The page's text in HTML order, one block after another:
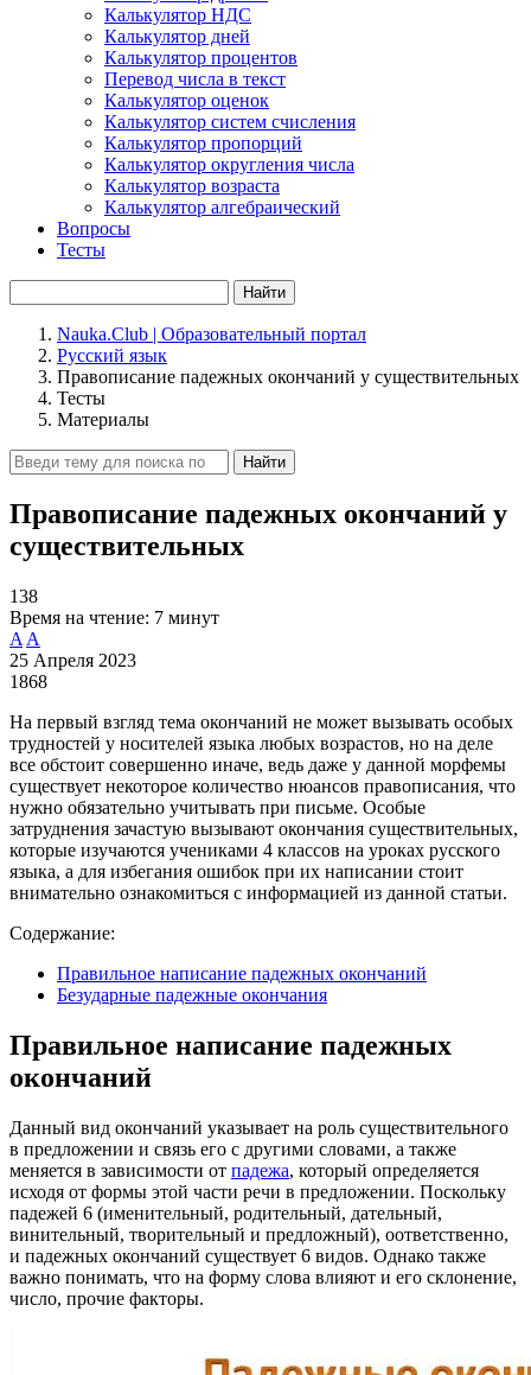
Калькулятор НДС
Калькулятор дней
Калькулятор процентов
Перевод числа в текст
Калькулятор оценок
Калькулятор систем счисления
Калькулятор пропорций
Калькулятор округления числа
Калькулятор возраста
Калькулятор алгебраический
Вопросы
Тесты
Найти
Nauka.Club | Образовательный портал
Русский язык
Правописание падежных окончаний у существительных
Тесты
Материалы
Найти
Правописание падежных окончаний у
существительных
138
Время на чтение: 7 минут
A A
25 Апреля 2023
1868
На первый взгляд тема окончаний не может вызывать особых
трудностей у носителей языка любых возрастов, но на деле
все обстоит совершенно иначе, ведь даже у данной морфемы
существует некоторое количество нюансов правописания, что
нужно обязательно учитывать при письме. Особые
затруднения зачастую вызывают окончания существительных,
которые изучаются учениками 4 классов на уроках русского
языка, а для избегания ошибок при их написании стоит
внимательно ознакомиться с информацией из данной статьи.
Содержание:
Правильное написание падежных окончаний
Безударные падежные окончания
Правильное написание падежных
окончаний
Данный вид окончаний указывает на роль существительного
в предложении и связь его с другими словами, а также
меняется в зависимости от падежа, который определяется
исходя от формы этой части речи в предложении. Поскольку
падежей 6 (именительный, родительный, дательный,
винительный, творительный и предложный), оответственно,
и падежных окончаний существует 6 видов. Однако также
важно понимать, что на форму слова влияют и его склонение,
число, прочие факторы.